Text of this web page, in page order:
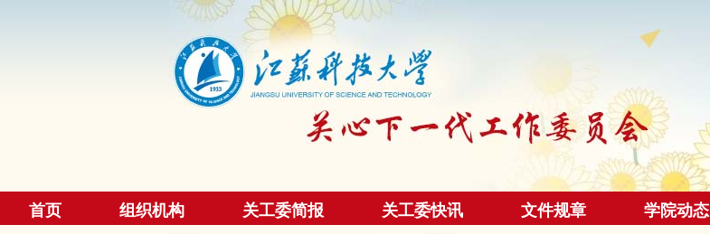
首页 组织机构 关工委简报 关工委快讯 文件规章 学院动态